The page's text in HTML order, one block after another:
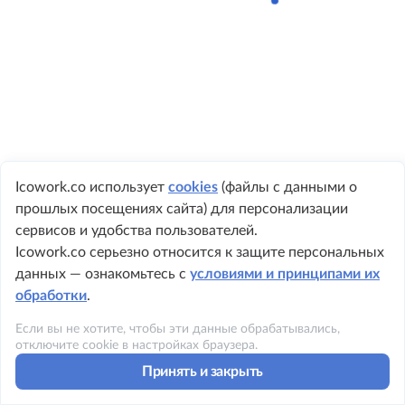
Icowork.co использует cookies (файлы с данными о
прошлых посещениях сайта) для персонализации
сервисов и удобства пользователей.
Icowork.co серьезно относится к защите персональных
данных — ознакомьтесь с условиями и принципами их
обработки.
Если вы не хотите, чтобы эти данные обрабатывались,
отключите cookie в настройках браузера.
Принять и закрыть
+ 7 495 149-8999
Политика конфиденциальности
Условия использования